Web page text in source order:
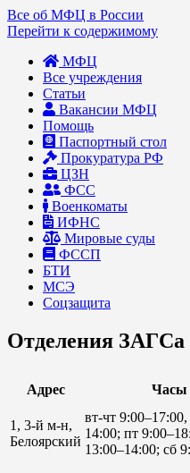
Все об МФЦ в России
Перейти к содержимому
МФЦ
Все учреждения
Статьи
Вакансии МФЦ
Помощь
Паспортный стол
Прокуратура РФ
ЦЗН
ФСС
Военкоматы
ИФНС
Мировые суды
ФССП
БТИ
МСЭ
Соцзащита
Отделения ЗАГСа
Адрес Часы
1, 3-й м-н,
Белоярский
вт-чт
14:00; пт
13:00–14:00; сб